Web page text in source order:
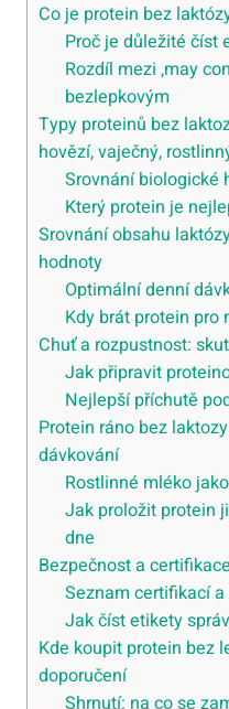
Co je protein bez
Proč je důležité číst
Rozdíl mezi ‚may
bezlepkovým
Typy proteinů bez
hovězí, vaječný,
Srovnání biologické
Který protein je
Srovnání obsahu
hodnoty
Optimální denní
Kdy brát protein
Chuť a rozpustnost:
Jak připravit
Nejlepší příchutě
Protein ráno bez
dávkování
Rostlinné mléko
Jak proložit protein
dne
Bezpečnost a
Seznam certifikací
Jak číst etikety
Kde koupit protein bez
doporučení
Shrnutí: na co se